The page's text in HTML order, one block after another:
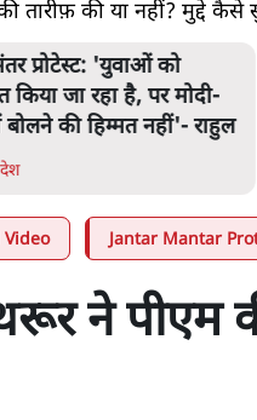
तारीफ़ की या नहीं? मुद्दे
प्रोटेस्ट: 'युवाओं को
किया जा रहा है, पर मोदी-
की हिम्मत नहीं'- राहुल
देश
Jantar Mantar
ने पीएम